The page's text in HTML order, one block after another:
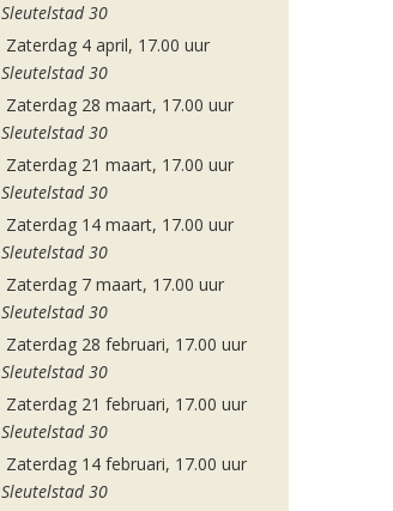
Sleutelstad 30
Zaterdag 4 april, 17.00 uur
Sleutelstad 30
Zaterdag 28 maart, 17.00 uur
Sleutelstad 30
Zaterdag 21 maart, 17.00 uur
Sleutelstad 30
Zaterdag 14 maart, 17.00 uur
Sleutelstad 30
Zaterdag 7 maart, 17.00 uur
Sleutelstad 30
Zaterdag 28 februari, 17.00 uur
Sleutelstad 30
Zaterdag 21 februari, 17.00 uur
Sleutelstad 30
Zaterdag 14 februari, 17.00 uur
Sleutelstad 30